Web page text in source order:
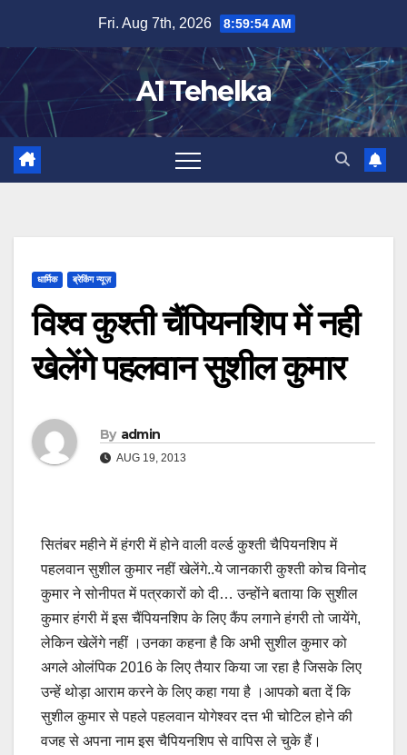
content
Fri. Aug 7th, 2026 8:59:54 AM
A1 Tehelka
धार्मिक ब्रेकिंग न्यूज़
विश्व कुश्ती चैंपियनशिप में नही
खेलेंगे पहलवान सुशील कुमार
By admin
AUG 19, 2013
सितंबर महीने में हंगरी में होने वाली वर्ल्ड कुश्ती चैपियनशिप में
पहलवान सुशील कुमार नहीं खेलेंगे..ये जानकारी कुश्ती कोच विनोद
कुमार ने सोनीपत में पत्रकारों को दी… उन्होंने बताया कि सुशील
कुमार हंगरी में इस चैंपियनशिप के लिए कैंप लगाने हंगरी तो जायेंगे,
लेकिन खेलेंगे नहीं ।उनका कहना है कि अभी सुशील कुमार को
अगले ओलंपिक 2016 के लिए तैयार किया जा रहा है जिसके लिए
उन्हें थोड़ा आराम करने के लिए कहा गया है ।आपको बता दें कि
सुशील कुमार से पहले पहलवान योगेश्वर दत्त भी चोटिल होने की
वजह से अपना नाम इस चैपियनशिप से वापिस ले चुके हैं।